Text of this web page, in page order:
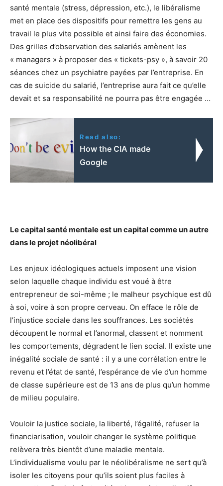
santé mentale (stress, dépression, etc.), le libéralisme
met en place des dispositifs pour remettre les gens au
travail le plus vite possible et ainsi faire des économies.
Des grilles d’observation des salariés amènent les
« managers » à proposer des « tickets-psy », à savoir 20
séances chez un psychiatre payées par l’entreprise. En
cas de suicide du salarié, l’entreprise aura fait ce qu’elle
devait et sa responsabilité ne pourra pas être engagée …
Read also:
How the CIA made
Google
Le capital santé mentale est un capital comme un autre
dans le projet néolibéral
Les enjeux idéologiques actuels imposent une vision
selon laquelle chaque individu est voué à être
entrepreneur de soi-même ; le malheur psychique est dû
à soi, voire à son propre cerveau. On efface le rôle de
l’injustice sociale dans les souffrances. Les sociétés
découpent le normal et l’anormal, classent et nomment
les comportements, dégradent le lien social. Il existe une
inégalité sociale de santé : il y a une corrélation entre le
revenu et l’état de santé, l’espérance de vie d’un homme
de classe supérieure est de 13 ans de plus qu’un homme
de milieu populaire.
Vouloir la justice sociale, la liberté, l’égalité, refuser la
financiarisation, vouloir changer le système politique
relèvera très bientôt d’une maladie mentale.
L’individualisme voulu par le néolibéralisme ne sert qu’à
isoler les citoyens pour qu’ils soient plus faciles à